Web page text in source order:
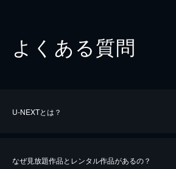
よくある質問
U-NEXTとは？
なぜ見放題作品とレンタル作品があるの？